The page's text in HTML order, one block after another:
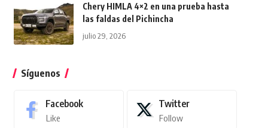
Chery HIMLA 4×2 en una prueba hasta
las faldas del Pichincha
julio 29, 2026
Síguenos
Facebook
Like
Twitter
Follow